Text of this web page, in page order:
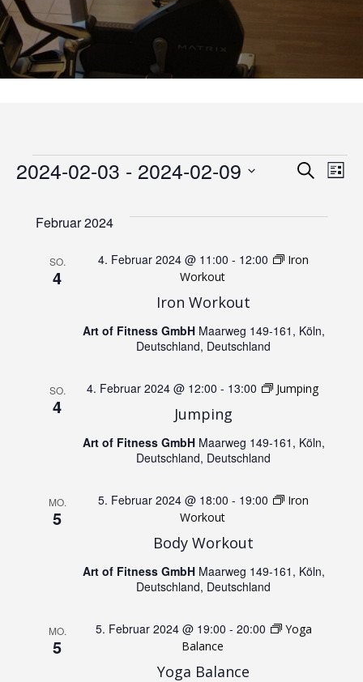
Veranstaltungen
V
e
r
n
t
a
l
u
g
SucheV
Liste
2024-02-03 - 2024-02-09
wählen.
Februar 2024
SO.
4
Iron Workout
4. Februar 2024 @ 11:00 - 12:00
Iron
Workout
Art of Fitness GmbH Maarweg 149-161, Köln,
Deutschland, Deutschland
SO.
4 Jumping
4. Februar 2024 @ 12:00 - 13:00 Jumping
Art of Fitness GmbH Maarweg 149-161, Köln,
Deutschland, Deutschland
MO.
5
Body Workout
5. Februar 2024 @ 18:00 - 19:00
Iron
Workout
Art of Fitness GmbH Maarweg 149-161, Köln,
Deutschland, Deutschland
MO.
5
Yoga Balance
5. Februar 2024 @ 19:00 - 20:00
Yoga
Balance